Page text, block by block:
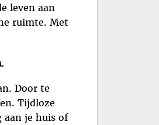
leven aan
ruimte. Met
Door te
Tijdloze
aan je huis of